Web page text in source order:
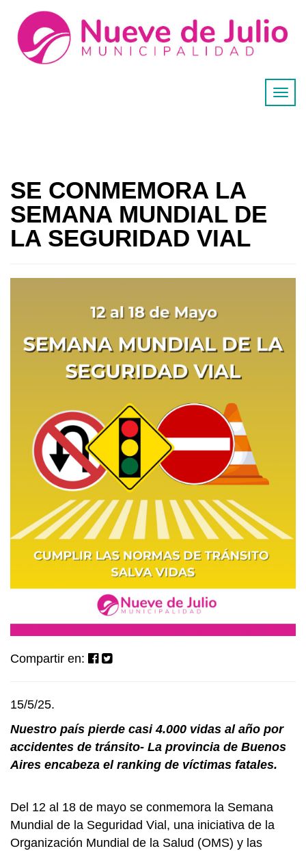
SE CONMEMORA LA
SEMANA MUNDIAL DE
LA SEGURIDAD VIAL
Compartir en:
15/5/25.
Nuestro país pierde casi 4.000 vidas al año por
accidentes de tránsito- La provincia de Buenos
Aires encabeza el ranking de víctimas fatales.
Del 12 al 18 de mayo se conmemora la Semana
Mundial de la Seguridad Vial, una iniciativa de la
Organización Mundial de la Salud (OMS) y las